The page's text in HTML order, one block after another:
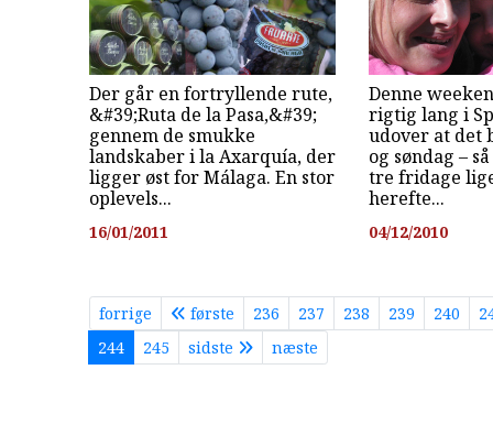
Der går en fortryllende rute,
&#39;Ruta de la Pasa,&#39;
gennem de smukke
landskaber i la Axarquía, der
ligger øst for Málaga. En stor
oplevels...
16/01/2011
Denne
rigtig lang i
udover at det
og søndag –
tre fridage
herefte...
04/12/2010
forrige første 236 237 238 239 240
244
245 sidste næste